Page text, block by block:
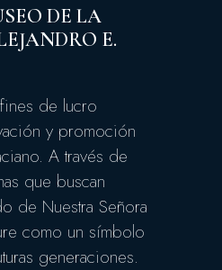
DE LA
E.
de lucro
y promoción
A través de
que buscan
de Nuestra Señora
como un símbolo
generaciones.